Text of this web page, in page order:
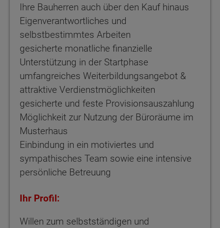
Ihre Bauherren auch über den Kauf hinaus
Eigenverantwortliches und
selbstbestimmtes Arbeiten
gesicherte monatliche finanzielle
Unterstützung in der Startphase
umfangreiches Weiterbildungsangebot &
attraktive Verdienstmöglichkeiten
gesicherte und feste Provisionsauszahlung
Möglichkeit zur Nutzung der Büroräume im
Musterhaus
Einbindung in ein motiviertes und
sympathisches Team sowie eine intensive
persönliche Betreuung
Ihr Profil:
Willen zum selbstständigen und